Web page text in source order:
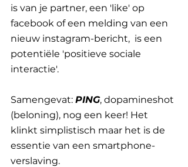
is van je partner, een 'like' op
facebook of een melding van een
nieuw instagram-bericht,  is een
potentiële 'positieve sociale
interactie'.
Samengevat: PING, dopamineshot
(beloning), nog een keer! Het
klinkt simplistisch maar het is de
essentie van een smartphone-
verslaving.